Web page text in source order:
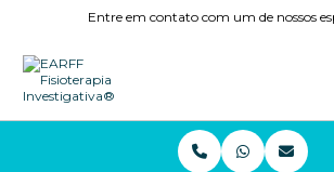
Entre em contato com um de nossos